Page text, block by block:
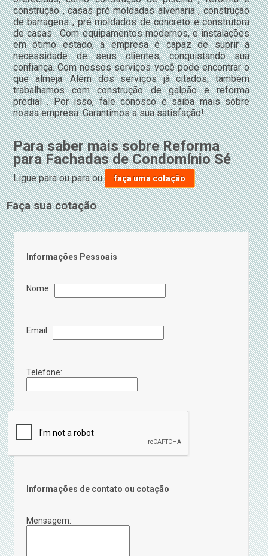
construção , casas pré moldadas alvenaria , construção
de barragens , pré moldados de concreto e construtora
de casas . Com equipamentos modernos, e instalações
em ótimo estado, a empresa é capaz de suprir a
necessidade de seus clientes, conquistando sua
confiança. Com nossos serviços você pode encontrar o
que almeja. Além dos serviços já citados, também
trabalhamos com construção de galpão e reforma
predial . Por isso, fale conosco e saiba mais sobre
nossa empresa. Garantimos a sua satisfação!
Para saber mais sobre Reforma
para Fachadas de Condomínio Sé
Ligue paraou paraou faça uma cotação
Faça sua cotação
Informações Pessoais
Nome:
Email:
Telefone:
Informações de contato ou cotação
Mensagem: